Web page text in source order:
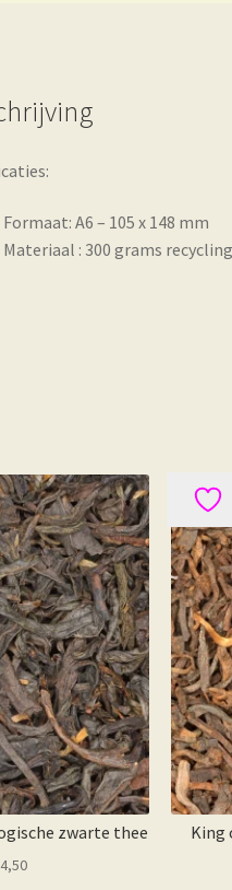
Formaat: A6 – 105 x 148 mm
Materiaal : 300 grams
zwarte thee
Prijsklasse:
King